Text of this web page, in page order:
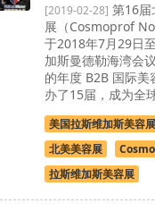
[2019-02-28] 第16届
展（Cosmoprof
于2018年7月29日
加斯曼德勒海湾会
的年度 B2B 国际
办了15届，成为全
美国拉斯维加斯美容展
北美美容展
拉斯维加斯美容展